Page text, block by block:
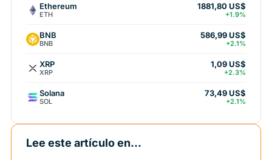
Ethereum
ETH
1881,80 US$
+1.9%
BNB
BNB
586,99 US$
+2.1%
XRP
XRP
1,09 US$
+2.3%
Solana
SOL
73,49 US$
+2.1%
Lee este artículo en...